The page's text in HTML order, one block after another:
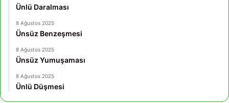
Ünlü Daralması
8 Ağustos 2025
Ünsüz Benzeşmesi
8 Ağustos 2025
Ünsüz Yumuşaması
8 Ağustos 2025
Ünlü Düşmesi